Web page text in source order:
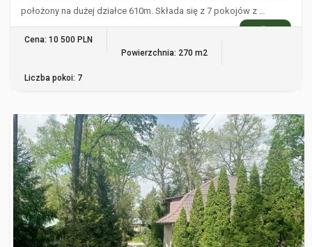
położony na dużej działce 610m. Składa się z 7 pokojów z …
WIĘCEJ
Cena: 10 500 PLN
Powierzchnia: 270 m2
Liczba pokoi: 7
PIASECZNO